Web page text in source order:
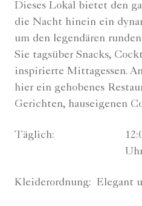
Dieses Lokal bietet den
die Nacht hinein ein
um den legendären
Sie tagsüber Snacks,
inspirierte Mittagessen.
hier ein gehobenes
Gerichten, hauseigenen
Täglich:
Kleiderordnung: Elegant